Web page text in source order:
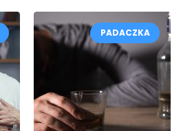
PADACZKA